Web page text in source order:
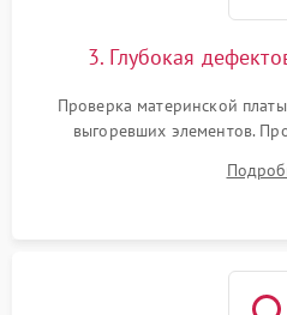
3. Глубокая
Проверка материнской
выгоревших элементов.
тестирование приводных
всасывания. Оценка состояния